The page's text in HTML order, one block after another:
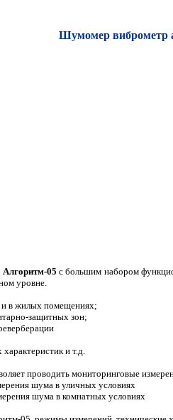
Шумомер виброметр
05 с большим набором
уровне.
и в жилых помещениях;
защитных зон;
и т.д.
проводить мониторинговые
шума в уличных условиях
шума в комнатных условиях